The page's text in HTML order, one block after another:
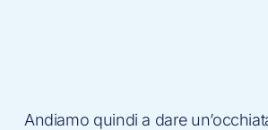
Andiamo quindi a dare